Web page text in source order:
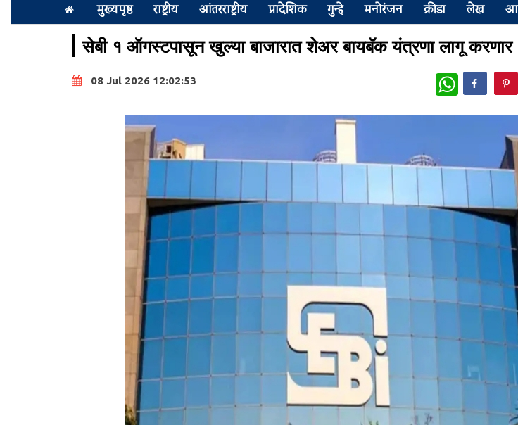
मुख्यपृष्ठ राष्ट्रीय आंतरराष्ट्रीय प्रादेशिक गुन्हे मनोरंजन क्रीडा लेख
सेबी १ ऑगस्टपासून खुल्या बाजारात शेअर बायबॅक यंत्रणा लागू करणार
08 Jul 2026 12:02:53 WhatsApp